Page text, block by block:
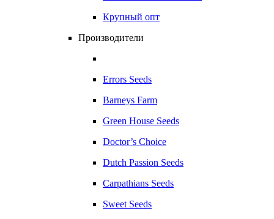
Крупный опт
Производители
Errors Seeds
Barneys Farm
Green House Seeds
Doctor’s Choice
Dutch Passion Seeds
Carpathians Seeds
Sweet Seeds